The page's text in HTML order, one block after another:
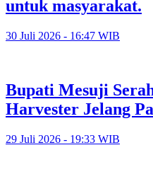
untuk masyarakat.
30 Juli 2026 - 16:47 WIB
Bupati Mesuji
Harvester Jelang
29 Juli 2026 - 19:33 WIB